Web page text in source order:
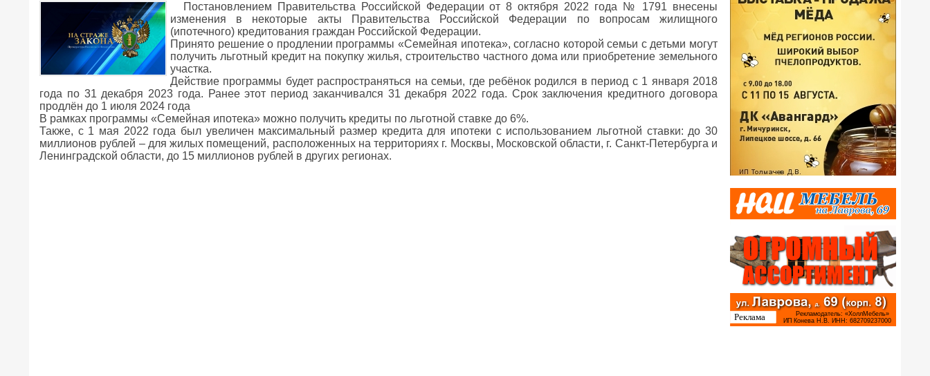
Постановлением Правительства Российской Федерации от 8 октября 2022 года № 1791 внесены
изменения в некоторые акты Правительства Российской Федерации по вопросам жилищного
(ипотечного) кредитования граждан Российской Федерации.
Принято решение о продлении программы «Семейная ипотека», согласно которой семьи с детьми могут
получить льготный кредит на покупку жилья, строительство частного дома или приобретение земельного
участка.
Действие программы будет распространяться на семьи, где ребёнок родился в период с 1 января 2018
года по 31 декабря 2023 года. Ранее этот период заканчивался 31 декабря 2022 года. Срок заключения кредитного договора
продлён до 1 июля 2024 года
В рамках программы «Семейная ипотека» можно получить кредиты по льготной ставке до 6%.
Также, с 1 мая 2022 года был увеличен максимальный размер кредита для ипотеки с использованием льготной ставки: до 30
миллионов рублей – для жилых помещений, расположенных на территориях г. Москвы, Московской области, г. Санкт-Петербурга и
Ленинградской области, до 15 миллионов рублей в других регионах.